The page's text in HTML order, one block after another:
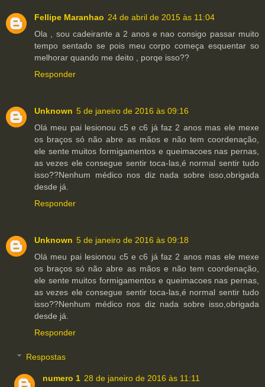
Fellipe Maranhao 24 de abril de 2015 às 11:04
Ola , sou cadeirante a 2 anos e nao consigo passar muito
tempo sentado se pois meu corpo começa esquentar so
melhorar quando me deito , porqe isso??
Responder
Unknown 5 de janeiro de 2016 às 09:16
Olá meu pai lesionou c5 e c6 já faz 2 anos mas ele mexe
os braços só não abre as mãos e não tem coordenação,
ele sente muitos formigamentos e queimacoes nas pernas,
as vezes ele consegue sentir toca-las,é normal sentir tudo
isso??Nenhum médico nos diz nada sobre isso,obrigada
desde já.
Responder
Unknown 5 de janeiro de 2016 às 09:18
Olá meu pai lesionou c5 e c6 já faz 2 anos mas ele mexe
os braços só não abre as mãos e não tem coordenação,
ele sente muitos formigamentos e queimacoes nas pernas,
as vezes ele consegue sentir toca-las,é normal sentir tudo
isso??Nenhum médico nos diz nada sobre isso,obrigada
desde já.
Responder
Respostas
numero 1 28 de janeiro de 2016 às 11:11